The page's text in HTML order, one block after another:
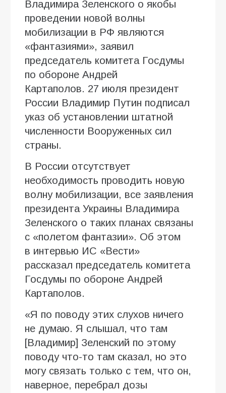
Владимира Зеленского о якобы
проведении новой волны
мобилизации в РФ являются
«фантазиями», заявил
председатель комитета Госдумы
по обороне Андрей
Картаполов. 27 июля президент
России Владимир Путин подписал
указ об установлении штатной
численности Вооруженных сил
страны.
В России отсутствует
необходимость проводить новую
волну мобилизации, все заявления
президента Украины Владимира
Зеленского о таких планах связаны
с «полетом фантазии». Об этом
в интервью ИC «Вести»
рассказал председатель комитета
Госдумы по обороне Андрей
Картаполов.
«Я по поводу этих слухов ничего
не думаю. Я слышал, что там
[Владимир] Зеленский по этому
поводу что-то там сказал, но это
могу связать только с тем, что он,
наверное, перебрал дозы